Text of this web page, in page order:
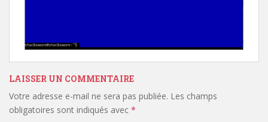
LAISSER UN COMMENTAIRE
Votre adresse e-mail ne sera pas publiée. Les champs
obligatoires sont indiqués avec *